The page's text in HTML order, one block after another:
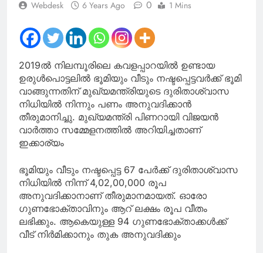
Webdesk 6 Years Ago 0 1 Mins
2019ൽ നിലമ്പൂരിലെ കവളപ്പാറയിൽ ഉണ്ടായ
ഉരുൾപൊട്ടലിൽ ഭൂമിയും വീടും നഷ്ടപ്പെട്ടവർക്ക് ഭൂമി
വാങ്ങുന്നതിന് മുഖ്യമന്ത്രിയുടെ ദുരിതാശ്വാസ
നിധിയിൽ നിന്നും പണം അനുവദിക്കാൻ
തീരുമാനിച്ചു. മുഖ്യമന്ത്രി പിണറായി വിജയൻ
വാർത്താ സമ്മേളനത്തിൽ അറിയിച്ചതാണ്
ഇക്കാര്യം
ഭൂമിയും വീടും നഷ്ടപ്പെട്ട 67 പേർക്ക് ദുരിതാശ്വാസ
നിധിയിൽ നിന്ന് 4,02,00,000 രൂപ
അനുവദിക്കാനാണ് തീരുമാനമായത്. ഓരോ
ഗുണഭോക്താവിനും ആറ് ലക്ഷം രൂപ വീതം
ലഭിക്കും. ആകെയുള്ള 94 ഗുണഭോക്താക്കൾക്ക്
വീട് നിർമിക്കാനും തുക അനുവദിക്കും